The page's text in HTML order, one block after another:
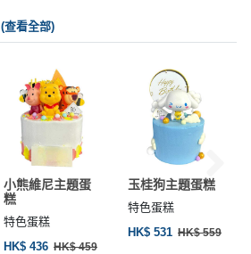
(查看全部)
小熊維尼主題蛋
糕
特色蛋糕
HK$ 436 HK$ 459
玉桂狗主題蛋糕
特色蛋糕
HK$ 531 HK$ 559